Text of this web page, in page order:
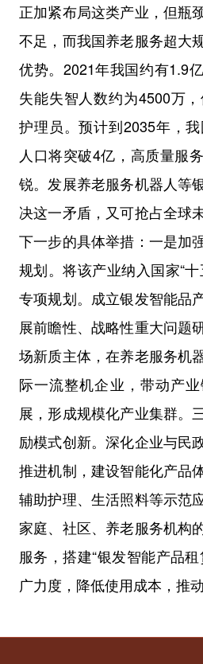
正加紧布局这类产业，但瓶
不足，而我国养老服务超大
优势。2021年我国约有1.9
失能失智人数约为4500万
护理员。预计到2035年，
人口将突破4亿，高质量服
锐。发展养老服务机器人等
决这一矛盾，又可抢占全球
下一步的具体举措：一是加
规划。将该产业纳入国家“
专项规划。成立银发智能品
展前瞻性、战略性重大问题
场新质主体，在养老服务机
际一流整机企业，带动产
展，形成规模化产业集群。
励模式创新。深化企业与民
推进机制，建设智能化产品
辅助护理、生活照料等示范
家庭、社区、养老服务机构
服务，搭建“银发智能产品
广力度，降低使用成本，推